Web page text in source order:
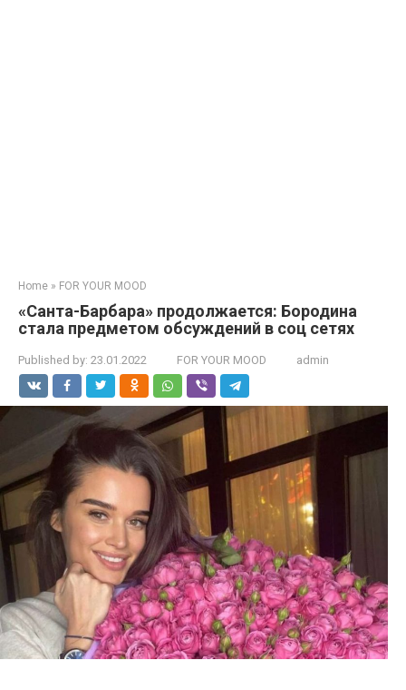
Home » FOR YOUR MOOD
«Санта-Барбара» продолжается: Бородина
стала предметом обсуждений в соц сетях
Published by: 23.01.2022 FOR YOUR MOOD admin